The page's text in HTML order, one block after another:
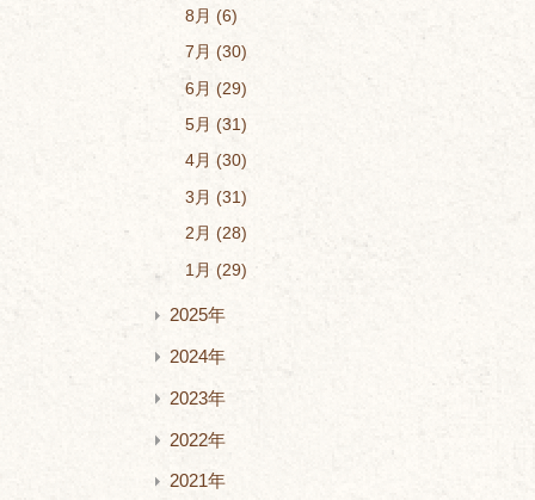
8月
6
7月
30
6月
29
5月
31
4月
30
3月
31
2月
28
1月
29
2025年
2024年
2023年
2022年
2021年